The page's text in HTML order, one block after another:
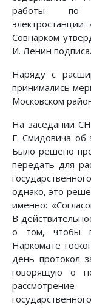
работы по
Совнарком
И. Ленин
Наряду с
принимались
Московском
На заседании
Г. Смидовича об
Было решено
передать для
однако, это
именно:
В
о том, чтобы
Наркомате
день протокол
говорящую о